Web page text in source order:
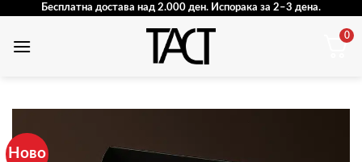
content
Бесплатна достава над 2.000 ден. Испорака за 2–3 дена.
0
Ново